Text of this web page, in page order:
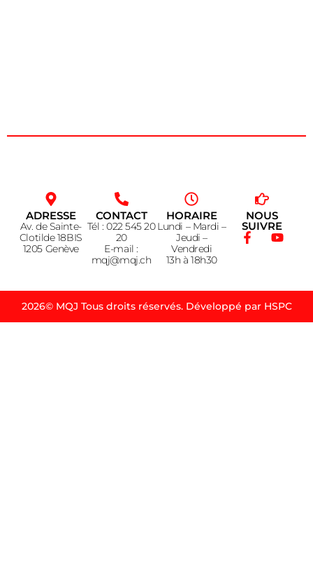
ADRESSE
Av. de Sainte-
Clotilde 18BIS
1205 Genève
CONTACT
Tél : 022 545 20
20
E-mail :
mqj@mqj.ch
HORAIRE
Lundi – Mardi –
Jeudi –
Vendredi
13h à 18h30
NOUS
SUIVRE
2026© MQJ Tous droits réservés. Développé par HSPC